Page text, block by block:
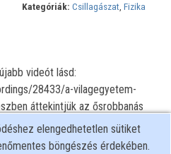
Kategóriák: Csillagászat, Fizika
videót lásd:
28433/a-vilagegyetem-
áttekintjük az ősrobbanás
lépéseket és az elmélet
a Hubble-törvénnyel,
elengedhetetlen sütiket
böngészés érdekében.